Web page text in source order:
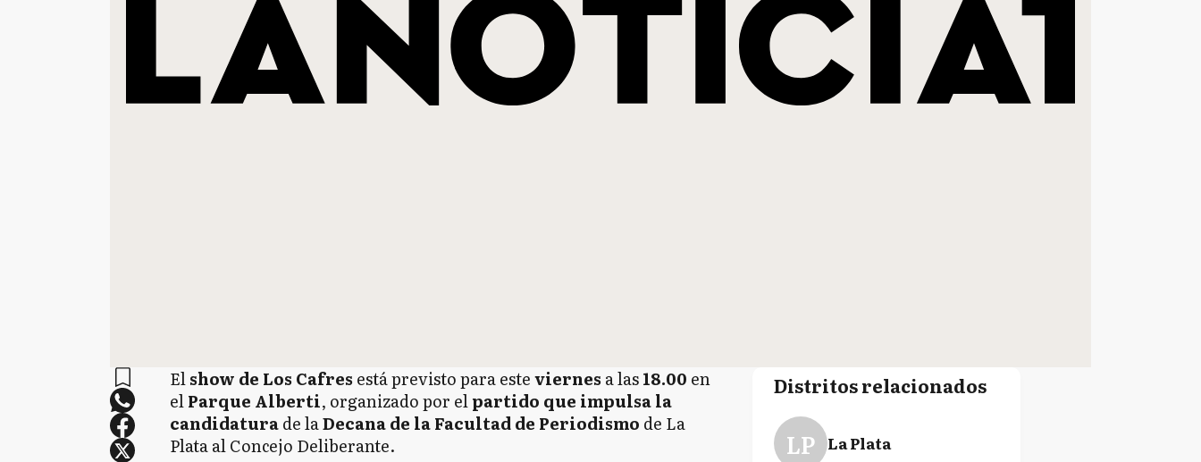
Elshow de Los Cafres está previsto para esteviernes a las18.00 en
elParque Alberti, organizado por elpartido que impulsa la
candidaturade laDecana de la Facultad de Periodismo de La
Plata al Concejo Deliberante.
Distritos relacionados
LP La Plata